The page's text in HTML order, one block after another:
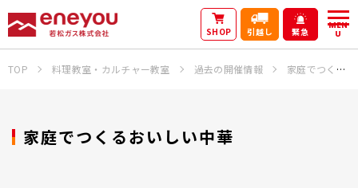
SHOP 引越し 緊急
MEN
U
TOP 料理教室・カルチャー教室 過去の開催情報 家庭でつくるおいしい中華
家庭でつくるおいしい中華